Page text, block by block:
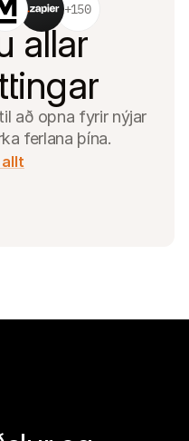
+150
allar
að opna fyrir nýjar
ferlana þína.
allt